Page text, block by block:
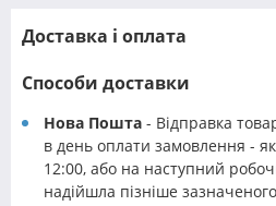
Доставка і оплата
Способи доставки
Нова Пошта - Відправка
в день оплати замовлення -
12:00, або на наступний
надійшла пізніше